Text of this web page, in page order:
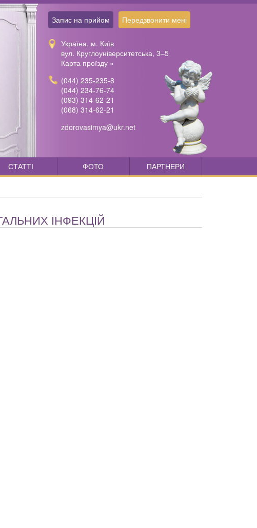
Запис на прийом Передзвонити мені
Україна, м. Київ
вул. Круглоуніверситетська, 3–5
Карта проїзду »
(044) 235-235-8
(044) 234-76-74
(093) 314-62-21
(068) 314-62-21
zdorovasimya@ukr.net
СТАТТІ ФОТО ПАРТНЕРИ
ІНФЕКЦІЙ